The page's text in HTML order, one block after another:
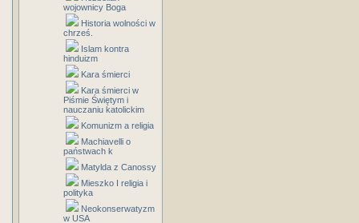
wojownicy Boga
Historia wolności w
chrześ.
Islam kontra
hinduizm
Kara śmierci
Kara śmierci w
Piśmie Świętym i
nauczaniu katolickim
Komunizm a religia
Machiavelli o
państwach k
Matylda z Canossy
Mieszko I religia i
polityka
Neokonserwatyzm
w USA